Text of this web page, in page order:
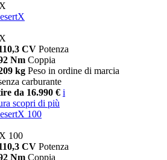
CV Potenza
Nm Coppia
kg Peso in ordine di marcia
carburante
da 16.990 € i
scopri di più
100
100
CV Potenza
Nm Coppia